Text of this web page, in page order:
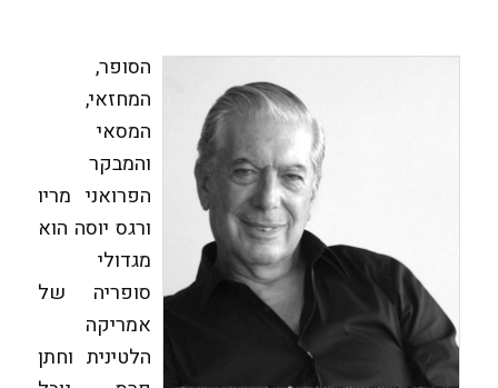
הסופר,
המחזאי,
המסאי
והמבקר
הפרואני מריו
ורגס יוסה הוא
מגדולי
סופריה של
אמריקה
הלטינית וחתן